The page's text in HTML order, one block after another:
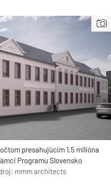
presahujúcim 1,5 milióna
Programu Slovensko
mmm architects